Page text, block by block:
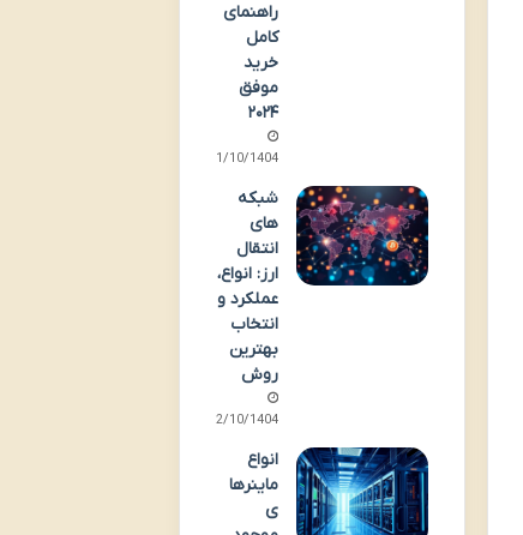
راهنمای
کامل
خرید
موفق
۲۰۲۴
11/10/1404
شبکه
های
انتقال
ارز: انواع،
عملکرد و
انتخاب
بهترین
روش
12/10/1404
انواع
ماینرها
ی